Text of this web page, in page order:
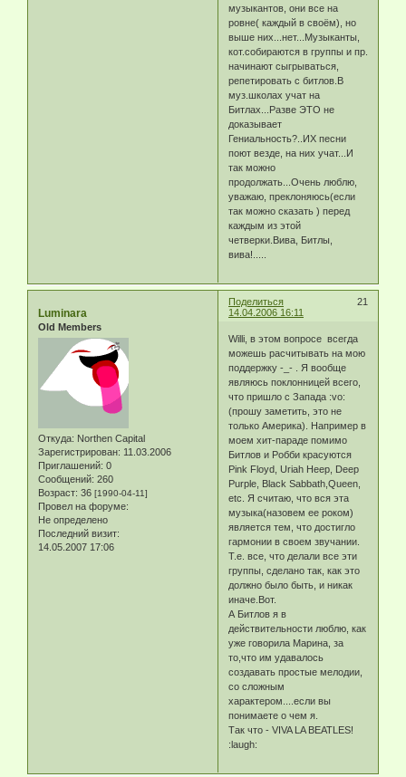
музыкантов, они все на
ровне( каждый в своём), но
выше них...нет...Музыканты,
кот.собираются в группы и пр.
начинают сыгрываться,
репетировать с битлов.В
муз.школах учат на
Битлах...Разве ЭТО не
доказывает
Гениальность?..ИХ песни
поют везде, на них учат...И
так можно
продолжать...Очень люблю,
уважаю, преклоняюсь(если
так можно сказать ) перед
каждым из этой
четверки.Вива, Битлы,
вива!.....
Поделиться
21
14.04.2006 16:11
Luminara
Old Members
Откуда: Northen Capital
Зарегистрирован: 11.03.2006
Приглашений: 0
Сообщений: 260
Возраст: 36 [1990-04-11]
Провел на форуме:
Не определено
Последний визит:
14.05.2007 17:06
Willi, в этом вопросе всегда
можешь расчитывать на мою
поддержку -_- . Я вообще
являюсь поклонницей всего,
что пришло с Запада :vo:
(прошу заметить, это не
только Америка). Например в
моем хит-параде помимо
Битлов и Робби красуются
Pink Floyd, Uriah Heep, Deep
Purple, Black Sabbath,Queen,
etc. Я считаю, что вся эта
музыка(назовем ее роком)
является тем, что достигло
гармонии в своем звучании.
Т.е. все, что делали все эти
группы, сделано так, как это
должно было быть, и никак
иначе.Вот.
А Битлов я в
действительности люблю, как
уже говорила Марина, за
то,что им удавалось
создавать простые мелодии,
со сложным
характером....если вы
понимаете о чем я.
Так что - VIVA LA BEATLES!
:laugh: